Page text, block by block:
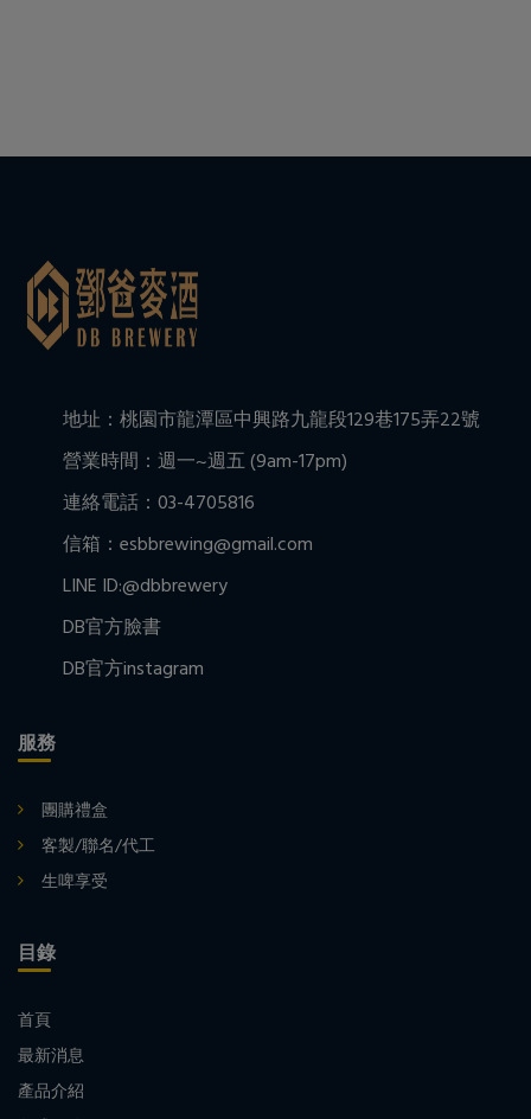
地址：桃園市龍潭區中興路九龍段129巷175弄22號
營業時間：週一~週五 (9am-17pm)
連絡電話：03-4705816
信箱：esbbrewing@gmail.com
LINE ID:@dbbrewery
DB官方臉書
DB官方instagram
服務
團購禮盒
客製/聯名/代工
生啤享受
目錄
首頁
最新消息
產品介紹